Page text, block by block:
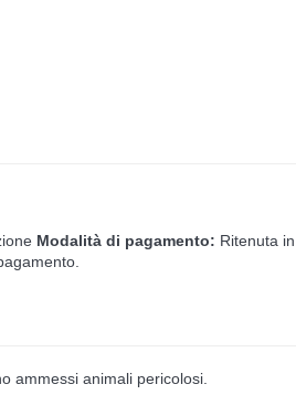
Modalità di pagamento: Ritenuta in
ammessi animali pericolosi.